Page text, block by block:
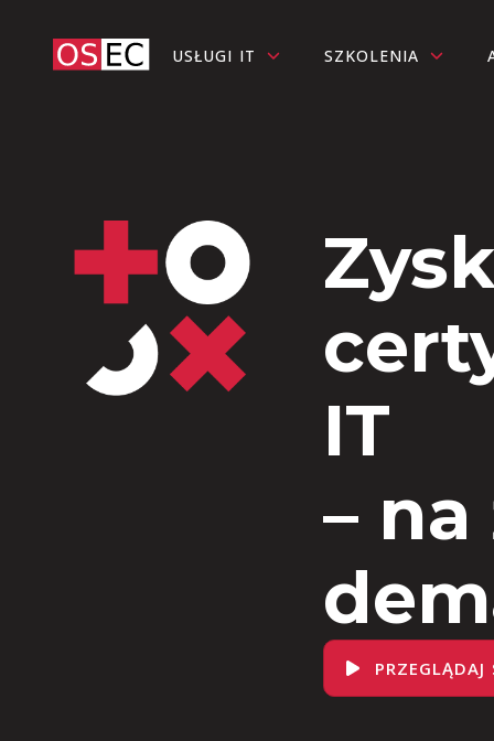
USŁUGI IT SZKOLENIA
IT
–